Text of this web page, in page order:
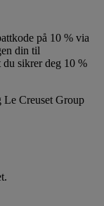
på 10 % via
din til
du sikrer deg 10 %
Le Creuset Group